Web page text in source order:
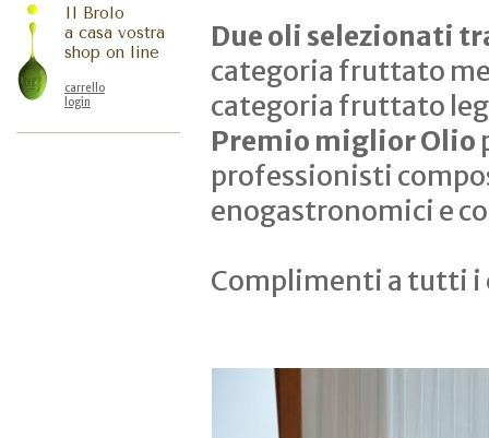
Il Brolo
a casa vostra
shop on line
carrello
login
Due oli selezionati
categoria fruttato
categoria fruttato
Premio miglior Olio
professionisti
enogastronomici e
Complimenti a tutti i